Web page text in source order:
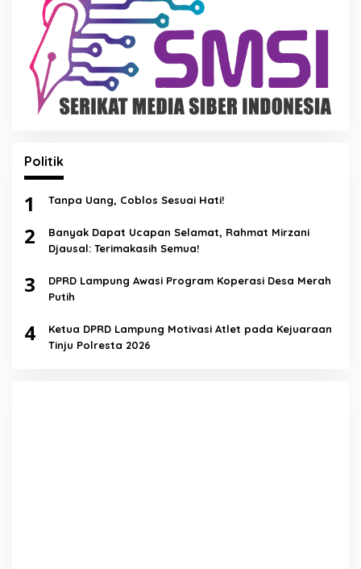
Politik
1 Tanpa Uang, Coblos Sesuai Hati!
2
Banyak Dapat Ucapan Selamat, Rahmat Mirzani
Djausal: Terimakasih Semua!
3
DPRD Lampung Awasi Program Koperasi Desa Merah
Putih
4
Ketua DPRD Lampung Motivasi Atlet pada Kejuaraan
Tinju Polresta 2026